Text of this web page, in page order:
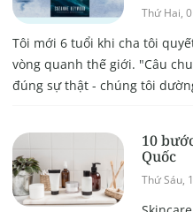
Thứ Hai,
Tôi mới 6 tuổi khi cha tôi
vòng quanh thế giới. "Câu
đúng sự thật - chúng tôi
10
Quốc
Thứ Sáu,